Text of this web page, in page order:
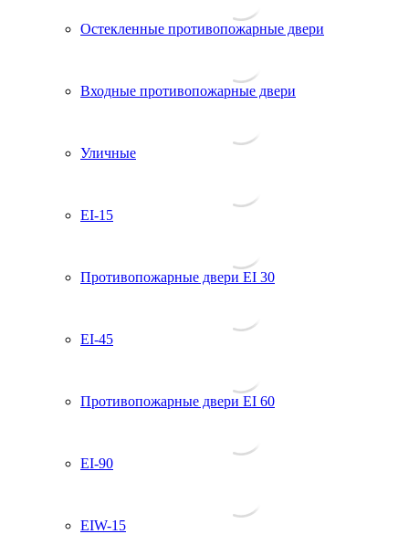
Остекленные противопожарные двери
Входные противопожарные двери
Уличные
EI-15
Противопожарные двери EI 30
EI-45
Противопожарные двери EI 60
EI-90
EIW-15